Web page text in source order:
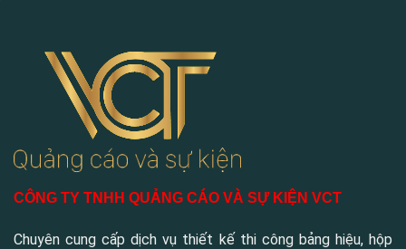
CÔNG TY TNHH QUẢNG CÁO VÀ SỰ KIỆN VCT
Chuyên cung cấp dịch vụ thiết kế thi công bảng hiệu, hộp